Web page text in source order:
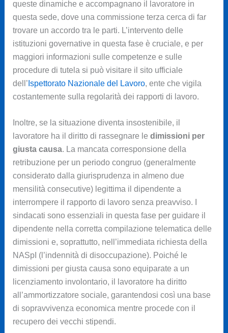
queste dinamiche e accompagnano il lavoratore in
questa sede, dove una commissione terza cerca di far
trovare un accordo tra le parti. L’intervento delle
istituzioni governative in questa fase è cruciale, e per
maggiori informazioni sulle competenze e sulle
procedure di tutela si può visitare il sito ufficiale
dell’ Ispettorato Nazionale del Lavoro, ente che vigila
costantemente sulla regolarità dei rapporti di lavoro.
Inoltre, se la situazione diventa insostenibile, il
lavoratore ha il diritto di rassegnare le dimissioni per
giusta causa. La mancata corresponsione della
retribuzione per un periodo congruo (generalmente
considerato dalla giurisprudenza in almeno due
mensilità consecutive) legittima il dipendente a
interrompere il rapporto di lavoro senza preavviso. I
sindacati sono essenziali in questa fase per guidare il
dipendente nella corretta compilazione telematica delle
dimissioni e, soprattutto, nell’immediata richiesta della
NASpI (l’indennità di disoccupazione). Poiché le
dimissioni per giusta causa sono equiparate a un
licenziamento involontario, il lavoratore ha diritto
all’ammortizzatore sociale, garantendosi così una base
di sopravvivenza economica mentre procede con il
recupero dei vecchi stipendi.